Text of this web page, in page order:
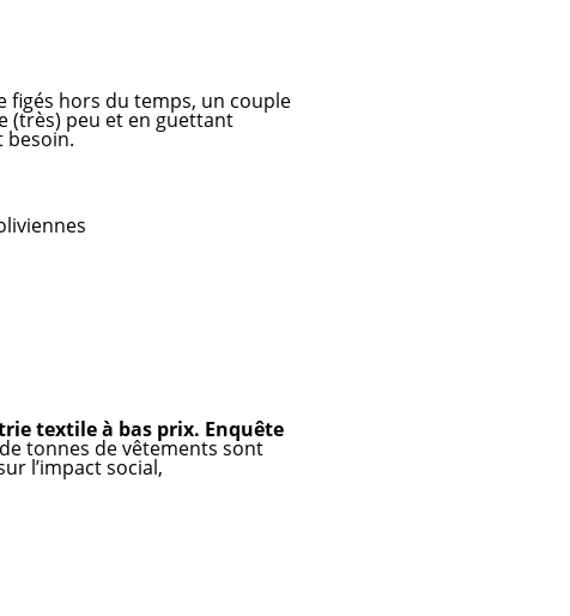
figés hors du temps, un couple
(très) peu et en guettant
besoin.
textile à bas prix. Enquête
tonnes de vêtements sont
l’impact social,